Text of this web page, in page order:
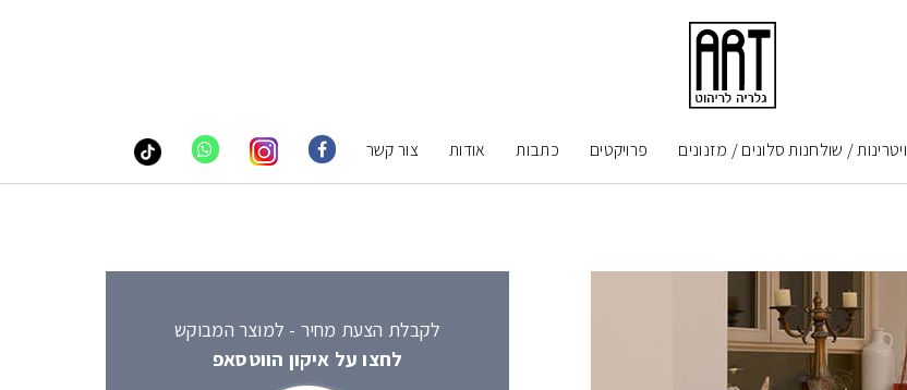
ויטרינות / שולחנות סלונים / מזנונים פרויקטים כתבות אודות צור קשר
לקבלת הצעת מחיר - למוצר המבוקש
לחצו על איקון הווטסאפ